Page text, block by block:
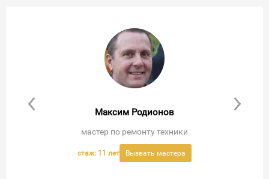
Максим Родионов
мастер по ремонту техники
стаж: 11 лет Вызвать мастера
Вызвать мастера
Вызвать мастера
Вызвать мастера